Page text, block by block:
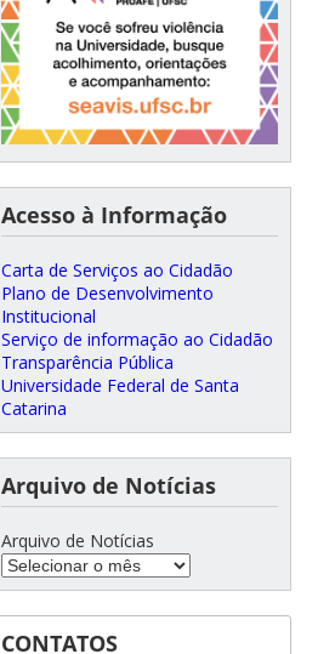
Acesso à Informação
Carta de Serviços ao Cidadão
Plano de Desenvolvimento
Institucional
Serviço de informação ao Cidadão
Transparência Pública
Universidade Federal de Santa
Catarina
Arquivo de Notícias
Arquivo de Notícias
CONTATOS